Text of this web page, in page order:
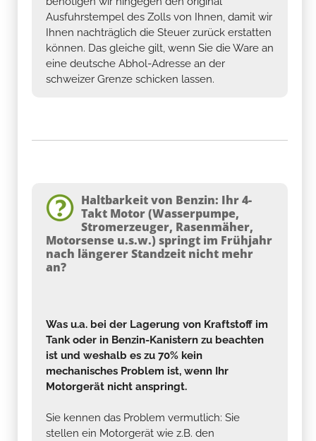
Ausfuhrstempel des Zolls von Ihnen, damit wir
Ihnen nachträglich die Steuer zurück erstatten
können. Das gleiche gilt, wenn Sie die Ware an
eine deutsche Abhol-Adresse an der
schweizer Grenze schicken lassen.
Haltbarkeit von Benzin: Ihr 4-
Takt Motor (Wasserpumpe,
Stromerzeuger, Rasenmäher,
Motorsense u.s.w.) springt im Frühjahr
nach längerer Standzeit nicht mehr
an?
Was u.a. bei der Lagerung von Kraftstoff im
Tank oder in Benzin-Kanistern zu beachten
ist und weshalb es zu 70% kein
mechanisches Problem ist, wenn Ihr
Motorgerät nicht anspringt.
Sie kennen das Problem vermutlich: Sie
stellen ein Motorgerät wie z.B. den